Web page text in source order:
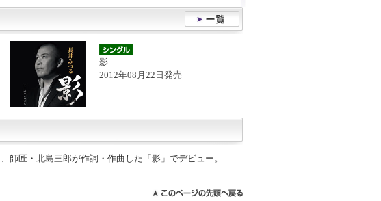
影
2012年08月22日発売
師匠・北島三郎が作詞・作曲した「影」でデビュー。